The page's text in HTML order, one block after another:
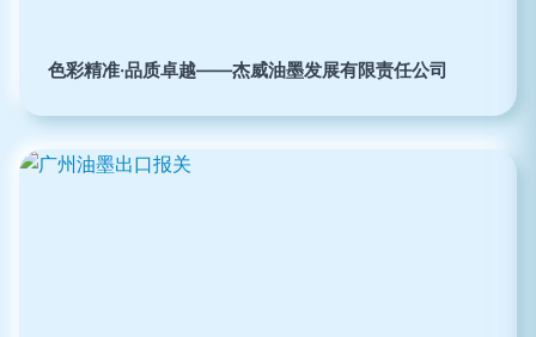
色彩精准·品质卓越——杰威油墨发展有限责任公司